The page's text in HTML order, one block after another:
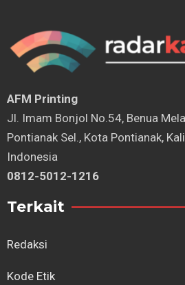
AFM Printing
⁠Jl. Imam Bonjol No.54, Benua
Pontianak Sel., Kota Pontianak,
Indonesia
0812-5012-1216
Terkait
Redaksi
Kode Etik